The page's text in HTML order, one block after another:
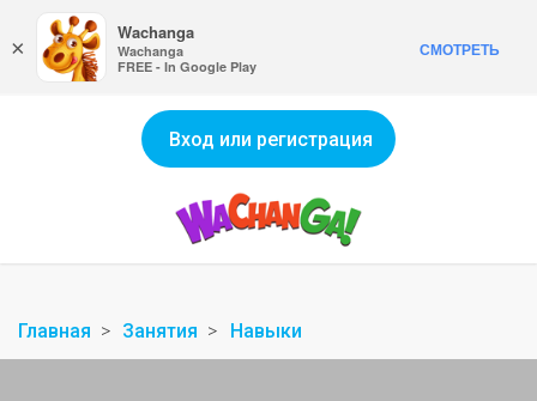
Вход или регистрация
Главная Занятия Навыки
×
Wachanga
Wachanga
FREE - In Google Play
СМОТРЕТЬ